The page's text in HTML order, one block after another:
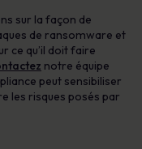
sur la façon de
de ransomware et
ce qu’il doit faire
notre équipe
peut sensibiliser
les risques posés par